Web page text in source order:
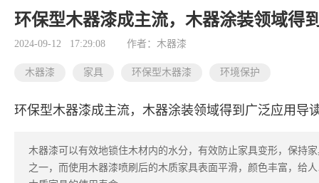
品牌导购 专家点评 精彩点评
环保型木器漆成主流，木器涂装领域得
2024-09-12 17:29:08 作者：木器漆
木器漆 家具 环保型木器漆 环境保护
环保型木器漆成主流，木器涂装领域得到广泛应用导
木器漆可以有效地锁住木材内的水分，有效防止家具变形，保持
之一，而使用木器漆喷刷后的木质家具表面平滑，颜色丰富，给